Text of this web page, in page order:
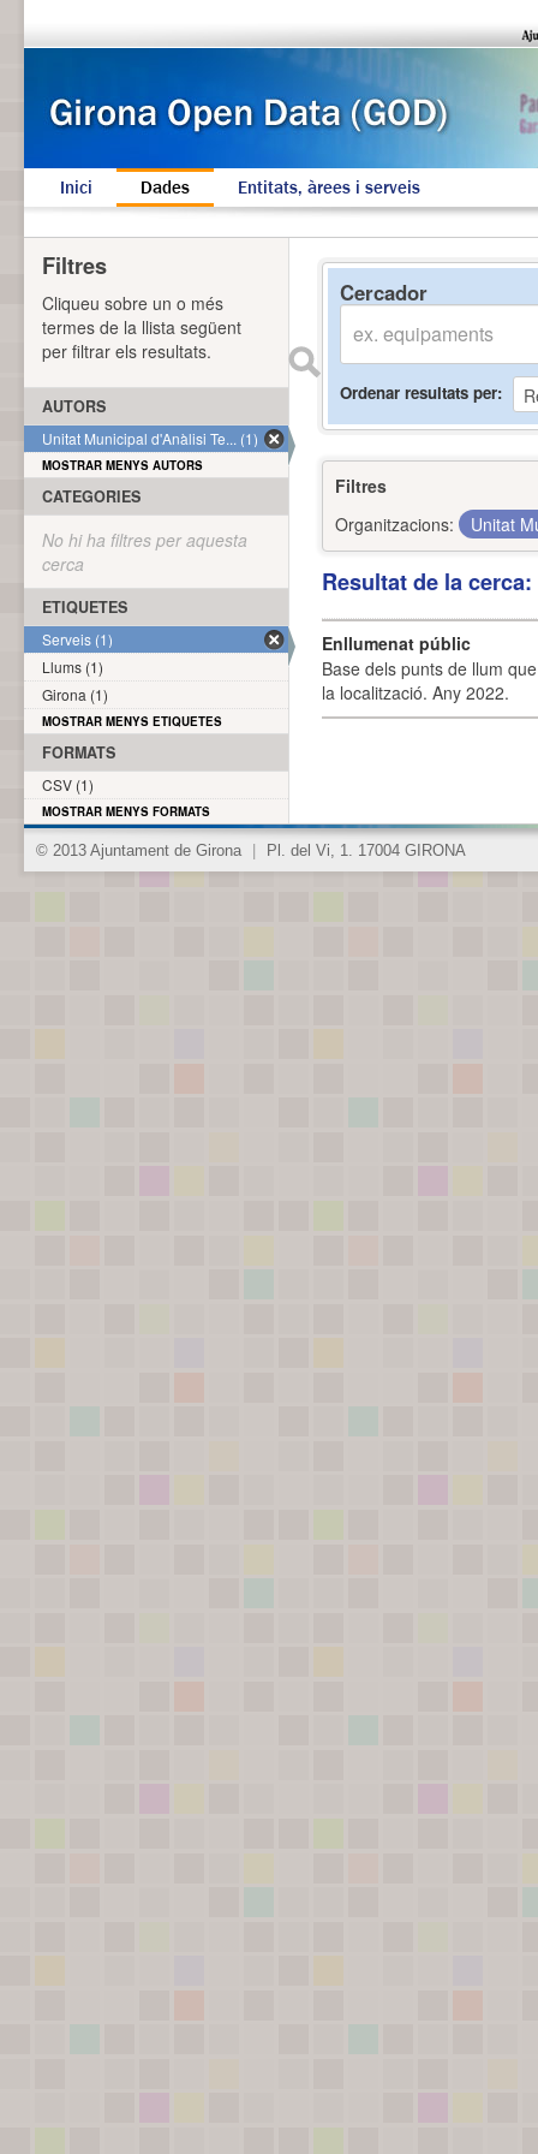
Inici Dades Entitats, àrees i serveis
Cercador
Ordenar resultats per
Filtres
Organitzacions:
Unitat
Resultat de la
Enllumenat públic
Base dels punts de llum
la localització. Any 2022.
Filtres
Cliqueu sobre un o més
termes de la llista següent
per filtrar els resultats.
AUTORS
Unitat Municipal d'Anàlisi Te... (1)
MOSTRAR MENYS AUTORS
CATEGORIES
No hi ha filtres per aquesta
cerca
ETIQUETES
Serveis (1)
Llums (1)
Girona (1)
MOSTRAR MENYS ETIQUETES
FORMATS
CSV (1)
MOSTRAR MENYS FORMATS
© 2013 Ajuntament de Girona Pl. del Vi, 1. 17004 GIRONA